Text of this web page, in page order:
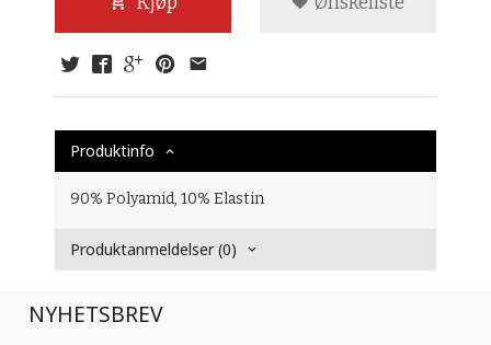
Produktinfo
90% Polyamid, 10% Elastin
Produktanmeldelser (0)
NYHETSBREV